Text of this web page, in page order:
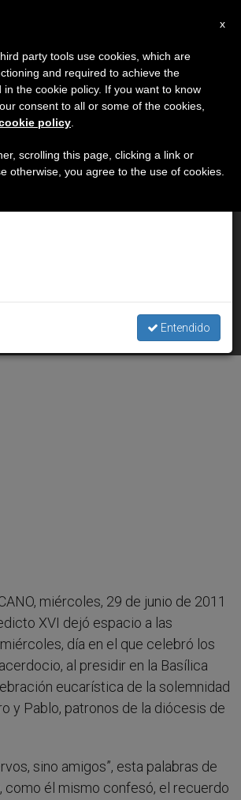
29th, 2011
XVI, en el sexagésimo
miércoles, 29 de junio de 2011
XVI dejó espacio a las
día en el que celebró los
al presidir en la Basílica
eucarística de la solemnidad
y Pablo, patronos de la diócesis de
sino amigos”, esta palabras de
como él mismo confesó, el recuerdo
×
al 7 de agosto haremos la pausa
que en el periodo de verano
informaciones y también el
Entendido
x
party tools use cookies, which are
and required to achieve the
in the cookie policy. If you want to know
consent to all or some of the cookies,
policy
scrolling this page, clicking a link or
otherwise, you agree to the use of cookies.